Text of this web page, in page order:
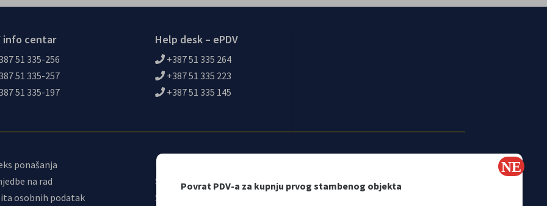
Povrat PDV-a za kupnju prvog stambenog objekta
info centar
51 335-256
51 335-257
51 335-197
Help desk – ePDV
+387 51 335 264
+387 51 335 223
+387 51 335 145
ponašanja
na rad
osobnih podatak
Upravni odbor
Sindikat
Samostalni sindikat UNO